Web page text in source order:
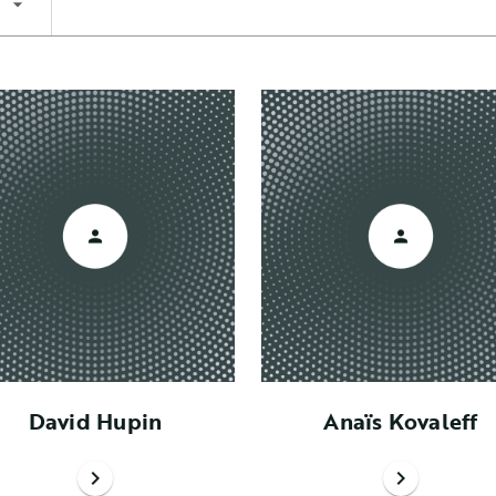
arrow_drop_down
David Hupin
chevron_right
Anaïs Kovaleff
chevron_right